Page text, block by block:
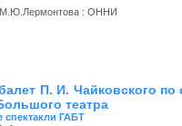
: ОННИ
П. И. Чайковского по
театра
спектакли ГАБТ